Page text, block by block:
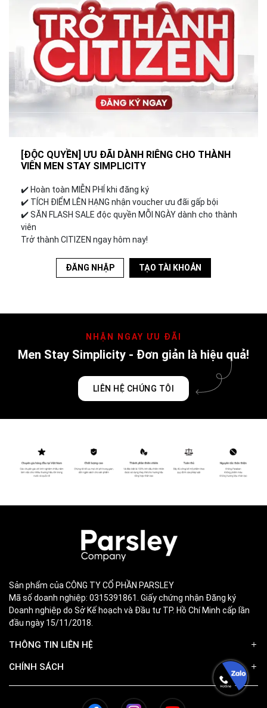
[ĐỘC QUYỀN] ƯU ĐÃI DÀNH RIÊNG CHO THÀNH
VIÊN MEN STAY SIMPLICITY
✔️︎ Hoàn toàn MIỄN PHÍ khi đăng ký
✔️︎ TÍCH ĐIỂM LÊN HẠNG nhận voucher ưu đãi gấp bội
✔️︎ SĂN FLASH SALE độc quyền MỖI NGÀY dành cho thành
viên
Trở thành CITIZEN ngay hôm nay!
ĐĂNG NHẬP TẠO TÀI KHOẢN
NHẬN NGAY ƯU ĐÃI
Men Stay Simplicity - Đơn giản là hiệu quả!
LIÊN HỆ CHÚNG TÔI
Sản phẩm của CÔNG TY CỔ PHẦN PARSLEY
Mã số doanh nghiệp: 0315391861. Giấy chứng nhận Đăng ký
Doanh nghiệp do Sở Kế hoạch và Đầu tư TP. Hồ Chí Minh cấp lần
đầu ngày 15/11/2018.
THÔNG TIN LIÊN HỆ
CHÍNH SÁCH